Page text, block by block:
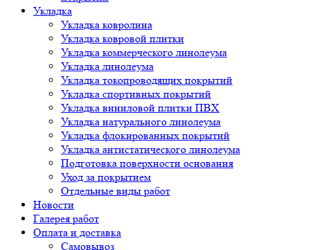
Укладка
Укладка ковролина
Укладка ковровой плитки
Укладка коммерческого линолеума
Укладка линолеума
Укладка токопроводящих покрытий
Укладка спортивных покрытий
Укладка виниловой плитки ПВХ
Укладка натурального линолеума
Укладка флокированных покрытий
Укладка антистатического линолеума
Подготовка поверхности основания
Уход за покрытием
Отдельные виды работ
Новости
Галерея работ
Оплата и доставка
Самовывоз